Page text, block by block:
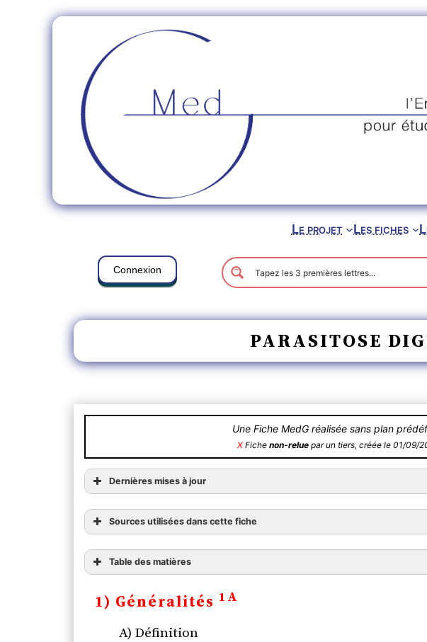
Le projet Les fiches
Connexion
PARASITOSE
Une Fiche MedG réalisée sans plan
X Fichenon-relue par un tiers, créée le 01/09/
Dernières mises à jour
Sources utilisées dans cette fiche
lien vers l’édition 2016
Table des matières
A) Définition
Classification des parasites digestifs pathogènes pour l’homme
1) Généralités 1A
A) Définition